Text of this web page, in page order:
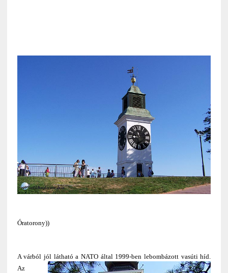
Óratorony))
A várból jól látható a NATO által 1999-ben lebombázott vasúti híd
Az